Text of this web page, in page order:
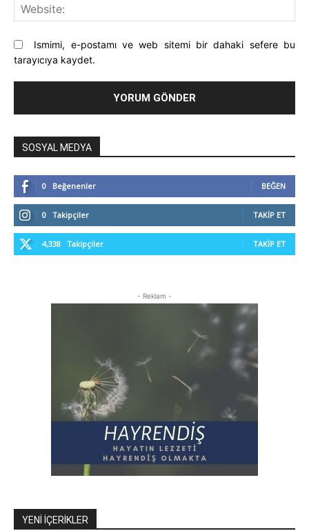
Ismimi, e-postamı ve web sitemi bir dahaki sefere bu
tarayıcıya kaydet.
SOSYAL MEDYA
0 Beğenenler BEĞEN
0 Takipçiler TAKIP ET
4,338 Takipçiler TAKIP ET
- Reklam -
YENI İÇERIKLER